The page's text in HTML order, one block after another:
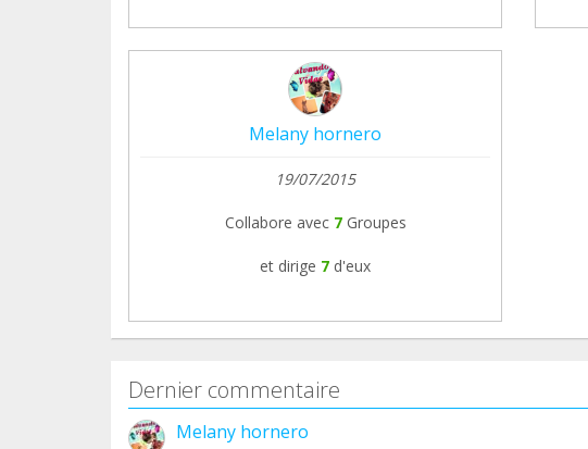
Melany hornero
19/07/2015
Collabore avec 7 Groupes
et dirige 7 d'eux
Dernier commentaire
Melany hornero